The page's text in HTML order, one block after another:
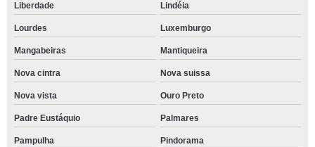
Liberdade Lindéia
Lourdes Luxemburgo
Mangabeiras Mantiqueira
Nova cintra Nova suissa
Nova vista Ouro Preto
Padre Eustáquio Palmares
Pampulha Pindorama